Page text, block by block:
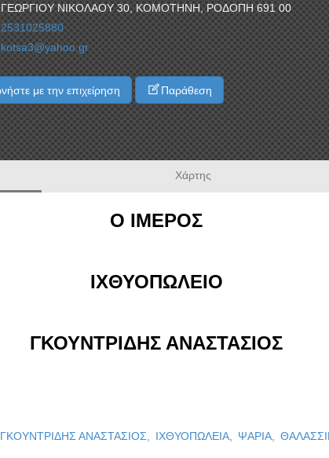
ΓΕΩΡΓΙΟΥ ΝΙΚΟΛΑΟΥ 30, ΚΟΜΟΤΗΝΗ, ΡΟΔΟΠΗ 691 00
2531025880
kotsa3@yahoo.gr
με την επιχείρηση Παράθεση
Χάρτης
Ο ΙΜΕΡΟΣ
ΙΧΘΥΟΠΩΛΕΙΟ
ΓΚΟΥΝΤΡΙΔΗΣ ΑΝΑΣΤΑΣΙΟΣ
ΓΚΟΥΝΤΡΙΔΗΣ ΑΝΑΣΤΑΣΙΟΣ, ΙΧΘΥΟΠΩΛΕΙΑ, ΨΑΡΙΑ,